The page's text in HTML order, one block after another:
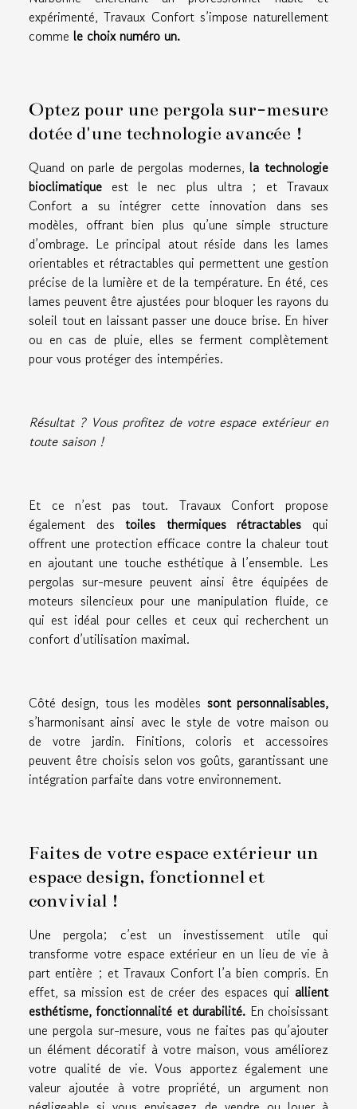
expérimenté, Travaux Confort s’impose naturellement
comme le choix numéro un.
Optez pour une pergola sur-mesure
dotée d'une technologie avancée !
Quand on parle de pergolas modernes, la technologie
bioclimatique est le nec plus ultra ; et Travaux
Confort a su intégrer cette innovation dans ses
modèles, offrant bien plus qu’une simple structure
d’ombrage. Le principal atout réside dans les lames
orientables et rétractables qui permettent une gestion
précise de la lumière et de la température. En été, ces
lames peuvent être ajustées pour bloquer les rayons du
soleil tout en laissant passer une douce brise. En hiver
ou en cas de pluie, elles se ferment complètement
pour vous protéger des intempéries.
Résultat ? Vous profitez de votre espace extérieur en
toute saison !
Et ce n’est pas tout. Travaux Confort propose
également destoiles thermiques rétractables qui
offrent une protection efficace contre la chaleur tout
en ajoutant une touche esthétique à l’ensemble. Les
pergolas sur-mesure peuvent ainsi être équipées de
moteurs silencieux pour une manipulation fluide, ce
qui est idéal pour celles et ceux qui recherchent un
confort d’utilisation maximal.
Côté design, tous les modèles sont personnalisables,
s’harmonisant ainsi avec le style de votre maison ou
de votre jardin. Finitions, coloris et accessoires
peuvent être choisis selon vos goûts, garantissant une
intégration parfaite dans votre environnement.
Faites de votre espace extérieur un
espace design, fonctionnel et
convivial !
Une pergola; c’est un investissement utile qui
transforme votre espace extérieur en un lieu de vie à
part entière ; et Travaux Confort l’a bien compris. En
effet, sa mission est de créer des espaces qui allient
esthétisme, fonctionnalité et durabilité. En choisissant
une pergola sur-mesure, vous ne faites pas qu’ajouter
un élément décoratif à votre maison, vous améliorez
votre qualité de vie. Vous apportez également une
valeur ajoutée à votre propriété, un argument non